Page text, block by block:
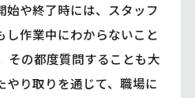
始や終了時には、スタッフ
し作業中にわからないこと
その都度質問することも大
やり取りを通じて、職場に